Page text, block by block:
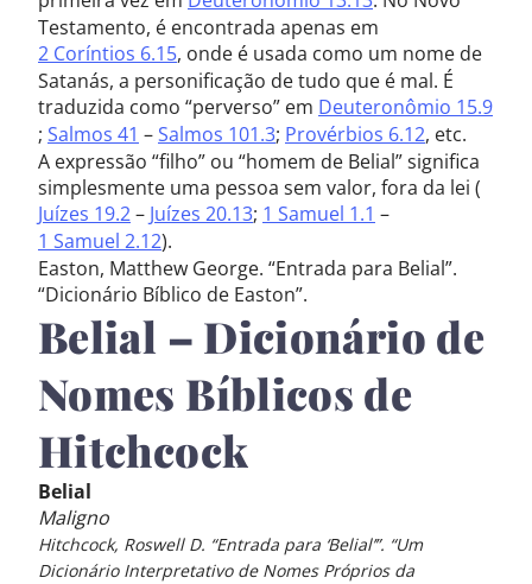
Testamento, é encontrada apenas em
2 Coríntios 6.15, onde é usada como um nome de
Satanás, a personificação de tudo que é mal. É
traduzida como “perverso” em Deuteronômio 15.9
; Salmos 41 –Salmos 101.3; Provérbios 6.12, etc.
A expressão “filho” ou “homem de Belial” significa
simplesmente uma pessoa sem valor, fora da lei (
Juízes 19.2– Juízes 20.13; 1 Samuel 1.1 –
1 Samuel 2.12).
Easton, Matthew George. “Entrada para Belial”.
“Dicionário Bíblico de Easton”.
Belial – Dicionário de
Nomes Bíblicos de
Hitchcock
Belial
Maligno
Hitchcock, Roswell D. “Entrada para ‘Belial’”. “Um
Dicionário Interpretativo de Nomes Próprios da